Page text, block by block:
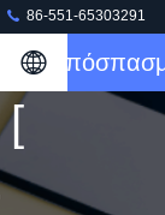
86-551-65303291